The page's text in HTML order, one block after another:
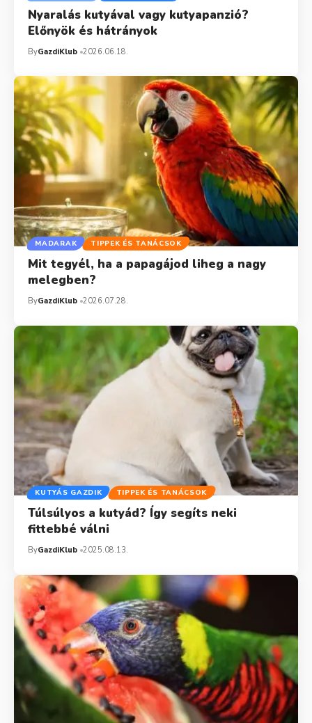
Nyaralás kutyával vagy kutyapanzió?
Előnyök és hátrányok
ByGazdiKlub 2026.06.18.
MADARAK TIPPEK ÉS TANÁCSOK
Mit tegyél, ha a papagájod liheg a nagy
melegben?
ByGazdiKlub 2026.07.28.
KUTYÁS GAZDIK TIPPEK ÉS TANÁCSOK
Túlsúlyos a kutyád? Így segíts neki
fittebbé válni
ByGazdiKlub 2025.08.13.